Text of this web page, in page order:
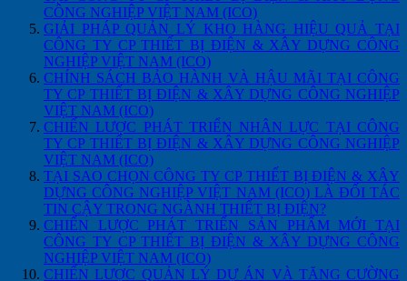
CÔNG NGHIỆP VIỆT NAM (ICO)
GIẢI PHÁP QUẢN LÝ KHO HÀNG HIỆU QUẢ TẠI
CÔNG TY CP THIẾT BỊ ĐIỆN & XÂY DỰNG CÔNG
NGHIỆP VIỆT NAM (ICO)
CHÍNH SÁCH BẢO HÀNH VÀ HẬU MÃI TẠI CÔNG
TY CP THIẾT BỊ ĐIỆN & XÂY DỰNG CÔNG NGHIỆP
VIỆT NAM (ICO)
CHIẾN LƯỢC PHÁT TRIỂN NHÂN LỰC TẠI CÔNG
TY CP THIẾT BỊ ĐIỆN & XÂY DỰNG CÔNG NGHIỆP
VIỆT NAM (ICO)
TẠI SAO CHỌN CÔNG TY CP THIẾT BỊ ĐIỆN & XÂY
DỰNG CÔNG NGHIỆP VIỆT NAM (ICO) LÀ ĐỐI TÁC
TIN CẬY TRONG NGÀNH THIẾT BỊ ĐIỆN?
CHIẾN LƯỢC PHÁT TRIỂN SẢN PHẨM MỚI TẠI
CÔNG TY CP THIẾT BỊ ĐIỆN & XÂY DỰNG CÔNG
NGHIỆP VIỆT NAM (ICO)
CHIẾN LƯỢC QUẢN LÝ DỰ ÁN VÀ TĂNG CƯỜNG